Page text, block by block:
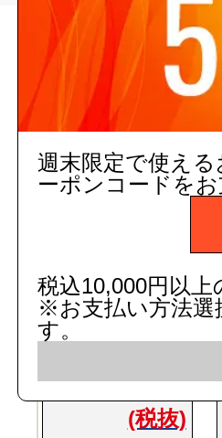
現
インテリア・
3,940円
(税抜)
週末限定で使え
ーポンコードを
税込10,000円以
※お支払い方法選
す。